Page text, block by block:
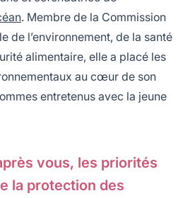
. Membre de la Commission
de l’environnement, de la santé
alimentaire, elle a placé les
au cœur de son
entretenus avec la jeune
vous, les priorités
la protection des